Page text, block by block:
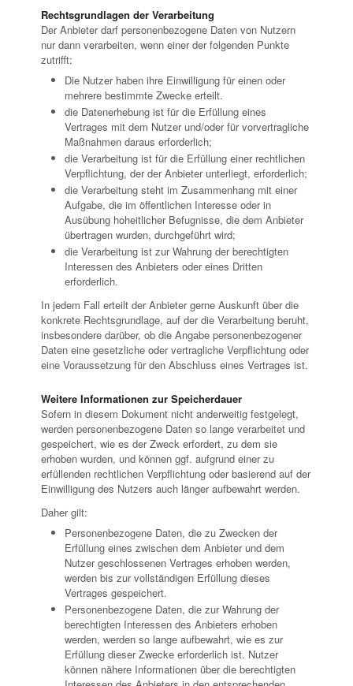
Rechtsgrundlagen der Verarbeitung
Der Anbieter darf personenbezogene Daten von Nutzern
nur dann verarbeiten, wenn einer der folgenden Punkte
zutrifft:
Die Nutzer haben ihre Einwilligung für einen oder
mehrere bestimmte Zwecke erteilt.
die Datenerhebung ist für die Erfüllung eines
Vertrages mit dem Nutzer und/oder für vorvertragliche
Maßnahmen daraus erforderlich;
die Verarbeitung ist für die Erfüllung einer rechtlichen
Verpflichtung, der der Anbieter unterliegt, erforderlich;
die Verarbeitung steht im Zusammenhang mit einer
Aufgabe, die im öffentlichen Interesse oder in
Ausübung hoheitlicher Befugnisse, die dem Anbieter
übertragen wurden, durchgeführt wird;
die Verarbeitung ist zur Wahrung der berechtigten
Interessen des Anbieters oder eines Dritten
erforderlich.
In jedem Fall erteilt der Anbieter gerne Auskunft über die
konkrete Rechtsgrundlage, auf der die Verarbeitung beruht,
insbesondere darüber, ob die Angabe personenbezogener
Daten eine gesetzliche oder vertragliche Verpflichtung oder
eine Voraussetzung für den Abschluss eines Vertrages ist.
Weitere Informationen zur Speicherdauer
Sofern in diesem Dokument nicht anderweitig festgelegt,
werden personenbezogene Daten so lange verarbeitet und
gespeichert, wie es der Zweck erfordert, zu dem sie
erhoben wurden, und können ggf. aufgrund einer zu
erfüllenden rechtlichen Verpflichtung oder basierend auf der
Einwilligung des Nutzers auch länger aufbewahrt werden.
Daher gilt:
Personenbezogene Daten, die zu Zwecken der
Erfüllung eines zwischen dem Anbieter und dem
Nutzer geschlossenen Vertrages erhoben werden,
werden bis zur vollständigen Erfüllung dieses
Vertrages gespeichert.
Personenbezogene Daten, die zur Wahrung der
berechtigten Interessen des Anbieters erhoben
werden, werden so lange aufbewahrt, wie es zur
Erfüllung dieser Zwecke erforderlich ist. Nutzer
können nähere Informationen über die berechtigten